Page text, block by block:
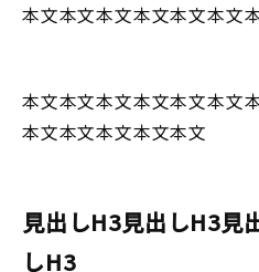
本文本文本文本文本文本文
本文本文本文本文本文本文
本文本文本文本文本文
見出しH3見出しH3見
しH3